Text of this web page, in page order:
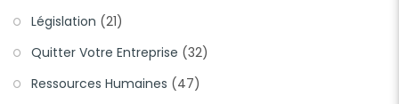
Législation (21)
Quitter Votre Entreprise (32)
Ressources Humaines (47)